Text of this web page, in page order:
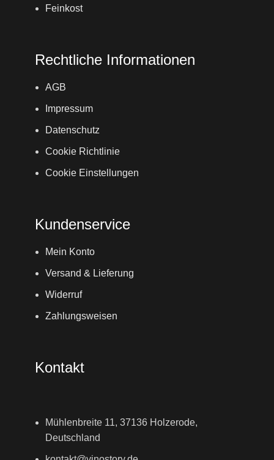
Feinkost
Rechtliche Informationen
AGB
Impressum
Datenschutz
Cookie Richtlinie
Cookie Einstellungen
Kundenservice
Mein Konto
Versand & Lieferung
Widerruf
Zahlungsweisen
Kontakt
Mühlenbreite 11, 37136 Holzerode,
Deutschland